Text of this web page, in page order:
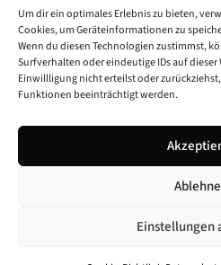
Um dir ein optimales Erlebnis zu bieten,
Cookies, um Geräteinformationen zu
Wenn du diesen Technologien zustimmst,
Surfverhalten oder eindeutige IDs auf
Einwillligung nicht erteilst oder
Funktionen beeinträchtigt werden.
Einstellungen
l
t
u
g
-
Cookie-Richtlinie (EU)
Barrierefreiheit